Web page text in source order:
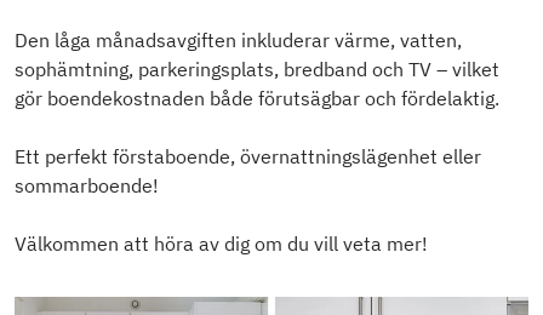
Den låga månadsavgiften inkluderar värme, vatten,
sophämtning, parkeringsplats, bredband och TV – vilket
gör boendekostnaden både förutsägbar och fördelaktig.
Ett perfekt förstaboende, övernattningslägenhet eller
sommarboende!
Välkommen att höra av dig om du vill veta mer!